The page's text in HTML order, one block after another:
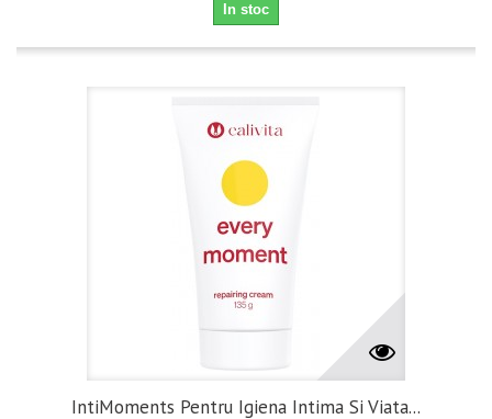
In stoc
IntiMoments Pentru Igiena Intima Si Viata...